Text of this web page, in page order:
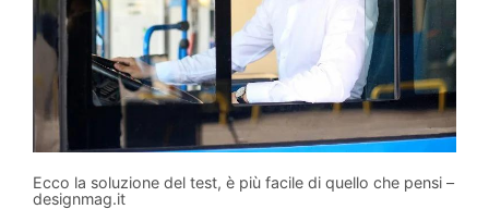
Ecco la soluzione del test, è più facile di quello che pensi –
designmag.it